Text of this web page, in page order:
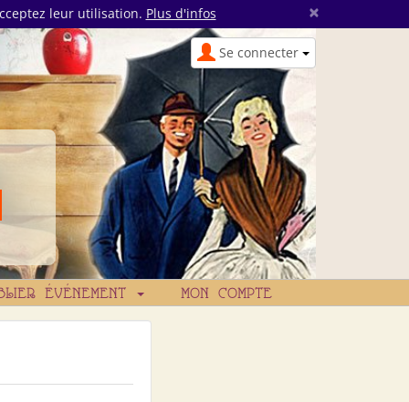
leur utilisation. Plus d'infos ×
Se connecter
ÉVÉNEMENT MON COMPTE